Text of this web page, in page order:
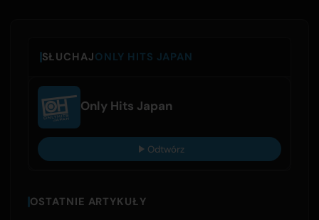
SŁUCHAJONLY HITS JAPAN
Only Hits Japan
Odtwórz
OSTATNIE ARTYKUŁY